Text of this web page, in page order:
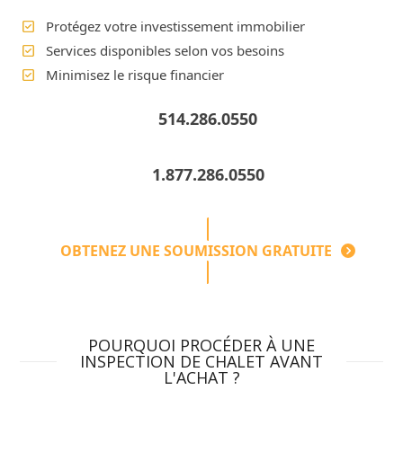
Protégez votre investissement immobilier
Services disponibles selon vos besoins
Minimisez le risque financier
514.286.0550
1.877.286.0550
OBTENEZ UNE SOUMISSION GRATUITE
POURQUOI PROCÉDER À UNE
INSPECTION DE CHALET AVANT
L'ACHAT ?